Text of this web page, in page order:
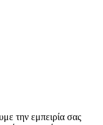
την εμπειρία σας